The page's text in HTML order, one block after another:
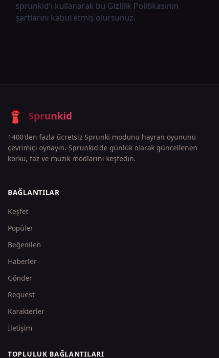
sprunkid'ı kullanarak bu Gizlilik Politikasının
şartlarını kabul etmiş olursunuz.
Sprunkid
1400'den fazla ücretsiz Sprunki modunu hayran oyununu
çevrimiçi oynayın. Sprunkid'de günlük olarak güncellenen
korku, faz ve müzik modlarını keşfedin.
BAĞLANTILAR
Keşfet
Popüler
Beğenilen
Haberler
Gönder
Request
Karakterler
İletişim
TOPLULUK BAĞLANTILARI